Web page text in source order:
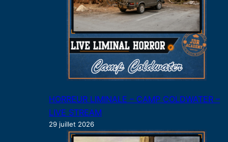
HORREUR LIMINALE – CAMP COLDWATER –
LIVE STREAM
29 juillet 2026